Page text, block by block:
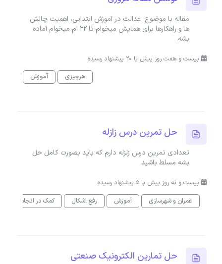
مقاله با موضوع عدالت در آموزش ابتدایی، اهمیت چالش
ها و راهکارها برای همایش میخوام تا ۲۲ ام میخوام آماده
بشه.
بیست و هفت روز پیش با 20 پیشنهاد رسیده
هرچیزی
آموزش
حل تمرین درس زازله
تعدادی تمرین درس زلزله دارم که باید بصورت کامل حل
بشه مسلط باشید
بیست و نه روز پیش با 5 پیشنهاد رسیده
عمران و شهرسازی
آموزش رفع اشکال کمک در انجام کاری
حل تمارین الکترونیک صنعتی